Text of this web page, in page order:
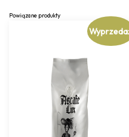
Powiązane produkty